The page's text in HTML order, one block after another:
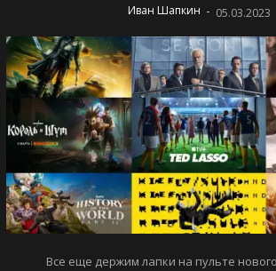
Иван Шапкин - 05.03.2023
Все еще держим лапки на пульте